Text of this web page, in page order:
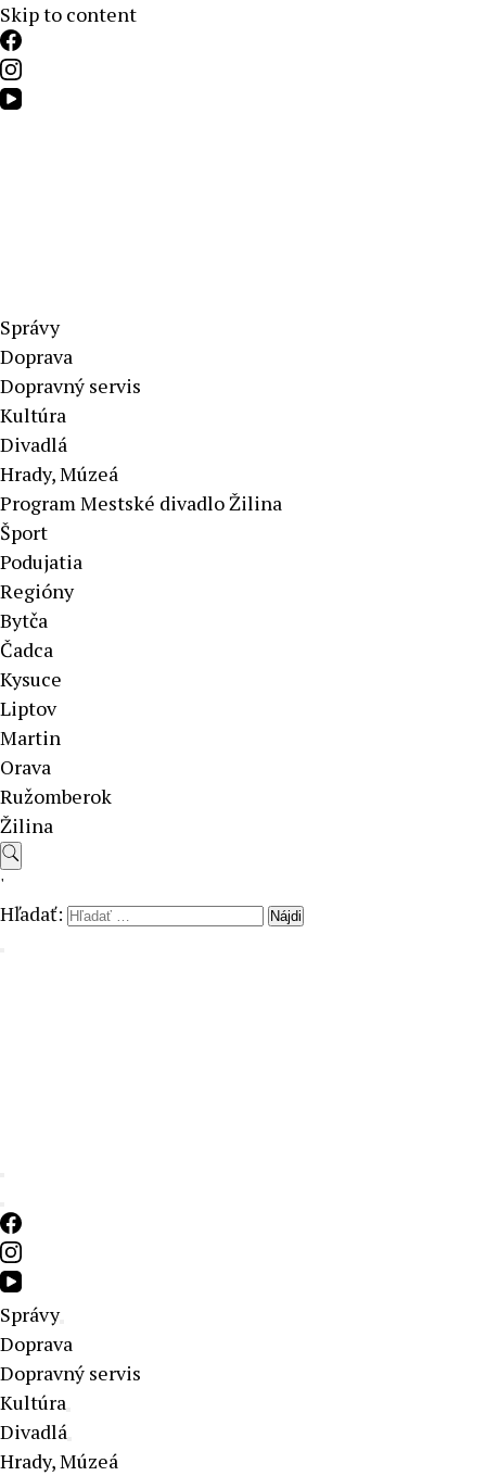
Skip to content
Aktuálne správy – severné Slovensko
Správy
Doprava
Dopravný servis
Kultúra
Divadlá
Hrady, Múzeá
Program Mestské divadlo Žilina
Šport
Podujatia
Regióny
Bytča
Čadca
Kysuce
Liptov
Martin
Orava
Ružomberok
Žilina
'
Hľadať:
Správy
Doprava
Dopravný servis
Kultúra
Divadlá
Hrady, Múzeá